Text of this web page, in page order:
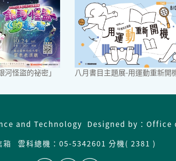
河怪盜的祕密」 八月書目主題展-用運動重新開
and Technology Designed by：
箱
雲科總機： 05-5342601 分機( 2381 )